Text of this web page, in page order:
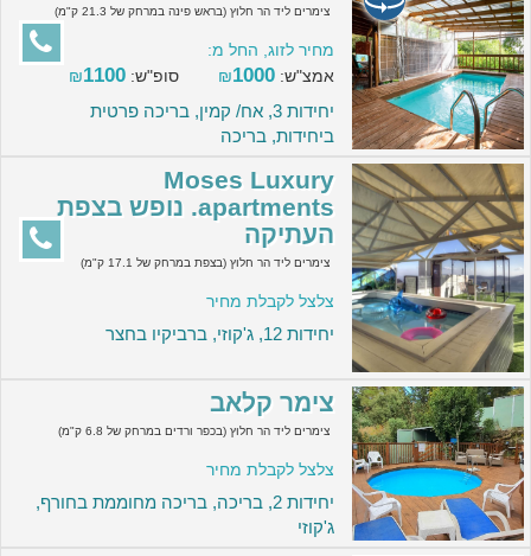
צימרים ליד הר חלוץ (בראש פינה במרחק של 21.3 ק"מ)
מחיר לזוג, החל מ:
אמצ"ש:
₪1000 סופ"ש: ₪1100
יחידות 3, אח/ קמין, בריכה פרטית
ביחידות, בריכה
Moses Luxury
apartments. נופש בצפת
העתיקה
צימרים ליד הר חלוץ (בצפת במרחק של 17.1 ק"מ)
צלצל לקבלת מחיר
יחידות 12, ג'קוזי, ברביקיו בחצר
צימר קלאב
צימרים ליד הר חלוץ (בכפר ורדים במרחק של 6.8 ק"מ)
צלצל לקבלת מחיר
יחידות 2, בריכה, בריכה מחוממת בחורף,
ג'קוזי